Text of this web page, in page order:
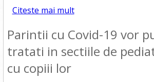
Citeste mai mult
Parintii cu Covid-19 vor
tratati in sectiile de
cu copiii lor